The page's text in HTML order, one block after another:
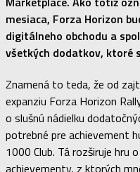
mesiaca, Forza Horizon
digitálneho obchodu a
všetkých dodatkov, ktoré
Znamená to teda, že od
expanziu Forza Horizon
o slušnú nádielku
potrebné pre achievement
1000 Club. Tá rozširuje hru